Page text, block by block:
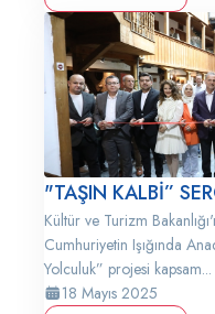
"TAŞIN KALBİ”
Kültür ve Turizm
Cumhuriyetin Işığında
Yolculuk” projesi kapsam...
18 Mayıs 2025